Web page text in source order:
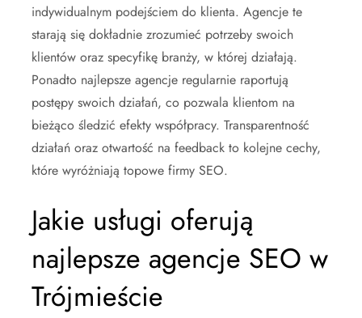
indywidualnym podejściem do klienta. Agencje te
starają się dokładnie zrozumieć potrzeby swoich
klientów oraz specyfikę branży, w której działają.
Ponadto najlepsze agencje regularnie raportują
postępy swoich działań, co pozwala klientom na
bieżąco śledzić efekty współpracy. Transparentność
działań oraz otwartość na feedback to kolejne cechy,
które wyróżniają topowe firmy SEO.
Jakie usługi oferują
najlepsze agencje SEO w
Trójmieście